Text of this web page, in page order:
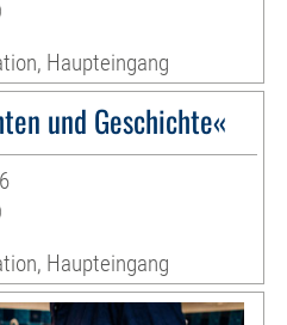
Haupteingang
und Geschichte«
Haupteingang